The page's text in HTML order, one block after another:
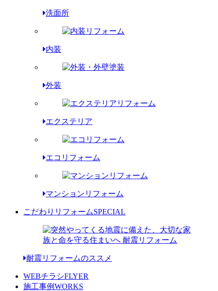
洗面所
内装
外装
エクステリア
エコリフォーム
マンションリフォーム
こだわりリフォームSPECIAL
耐震リフォームのススメ
WEBチラシFLYER
施工事例WORKS